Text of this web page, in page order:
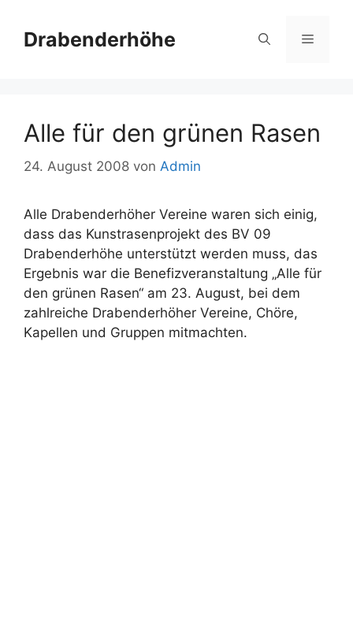
Inhalt
springen
Drabenderhöhe Menü
Alle für den grünen Rasen
24. August 2008 von Admin
Alle Drabenderhöher Vereine waren sich einig,
dass das Kunstrasenprojekt des BV 09
Drabenderhöhe unterstützt werden muss, das
Ergebnis war die Benefizveranstaltung „Alle für
den grünen Rasen“ am 23. August, bei dem
zahlreiche Drabenderhöher Vereine, Chöre,
Kapellen und Gruppen mitmachten.